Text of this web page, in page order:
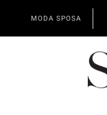
MODA SPOSA